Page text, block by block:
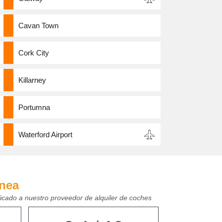
Cavan Town
Cork City
Killarney
Portumna
Waterford Airport
a nuestro proveedor de alquiler de coches